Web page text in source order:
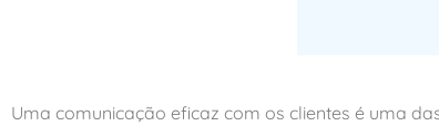
Uma comunicação eficaz com os clientes é uma